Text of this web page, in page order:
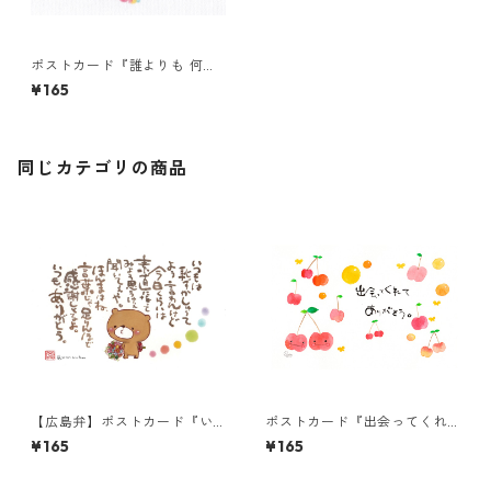
ポストカード『誰よりも 何よ
りも・・・』
¥165
同じカテゴリの商品
【広島弁】ポストカード『い
つもは恥ずかしゅーて』
¥165
ポストカード『出会ってくれ
て ありがとう。』
¥165